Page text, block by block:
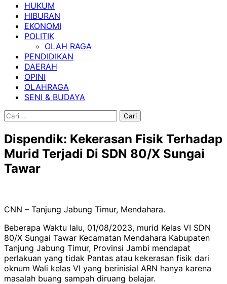
HUKUM
HIBURAN
EKONOMI
POLITIK
OLAH RAGA
PENDIDIKAN
DAERAH
OPINI
OLAHRAGA
SENI & BUDAYA
Cari
Dispendik: Kekerasan Fisik Terhadap
Murid Terjadi Di SDN 80/X Sungai
Tawar
CNN – Tanjung Jabung Timur, Mendahara.
Beberapa Waktu lalu, 01/08/2023, murid Kelas VI SDN
80/X Sungai Tawar Kecamatan Mendahara Kabupaten
Tanjung Jabung Timur, Provinsi Jambi mendapat
perlakuan yang tidak Pantas atau kekerasan fisik dari
oknum Wali kelas VI yang berinisial ARN hanya karena
masalah buang sampah diruang belajar.